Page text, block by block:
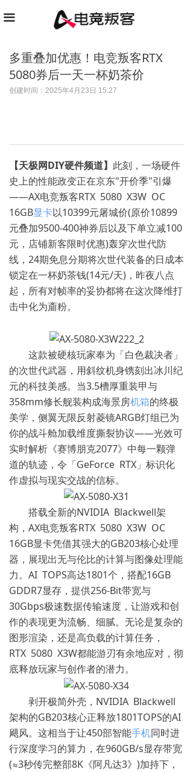
끀
多重叠加优惠！电竞叛客RTX
5080券后一天一杯奶茶价
创建时间： 2025年4月23日 15:27
【天极网DIY硬件频道】 此刻，一场硬件
史上的性能政变正在京东"开价季"引爆
——AX电竞叛客RTX 5080 X3W OC
16GB显卡以10399元屠城价(原价10899
元叠加9500-400神券后以及下单立减100
元，店铺新客限时优惠)轰穿次世代防
线，24期免息分期将次世代装备的日成本
锁定在一杯奶茶钱(14元/天)，昨夜八点
起，所有对帧率的妥协都将在这次降维打
击中化为齑粉。
这款被硬核玩家奉为「白色裁决者」
的次世代武器，用斜纹机身镌刻出冰川纪
元的科技美感。当3.5槽厚重装甲与
358mm修长舰装构成海景房机箱的终极
美学，侧翼无限反射菱镜ARGB灯组已为
你的战斗舱加载维度撕裂协议——光效可
实时解析《赛博朋克2077》中每一颗弹
道的轨迹，令「GeForce RTX」标识化
作虚拟与现实交战的信标。
搭载全新的NVIDIA Blackwell架
构，AX电竞叛客RTX 5080 X3W OC
16GB显卡凭借其强大的GB203核心处理
器，展现出无与伦比的计算与图像处理能
力。AI TOPS高达1801个，搭配16GB
GDDR7显存，提供256-Bit带宽与
30Gbps极速数据传输速度，让游戏和创
作的表现更为流畅、细腻。无论是复杂的
图形渲染，还是高负载的计算任务，
RTX 5080 X3W都能游刃有余地应对，彻
底释放玩家与创作者的潜力。
剥开极简外壳，NVIDIA Blackwell
架构的GB203核心正释放1801TOPS的AI
飓风。这相当于让450部智能手机同时进
行深度学习的算力，在960GB/s显存带宽
(≈3秒传完整部8K《阿凡达3》)加持下，